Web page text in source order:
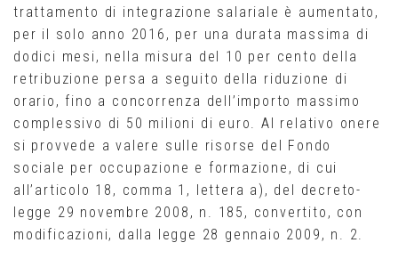
trattamento di integrazione salariale è aumentato,
per il solo anno 2016, per una durata massima di
dodici mesi, nella misura del 10 per cento della
retribuzione persa a seguito della riduzione di
orario, fino a concorrenza dell’importo massimo
complessivo di 50 milioni di euro. Al relativo onere
si provvede a valere sulle risorse del Fondo
sociale per occupazione e formazione, di cui
all’articolo 18, comma 1, lettera a), del decreto-
legge 29 novembre 2008, n. 185, convertito, con
modificazioni, dalla legge 28 gennaio 2009, n. 2.